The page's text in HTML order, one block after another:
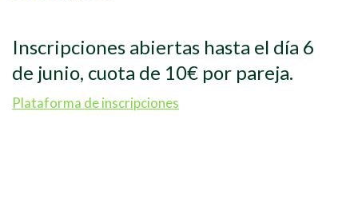
Inscripciones abiertas hasta el día 6
de junio, cuota de 10€ por pareja.
Plataforma de inscripciones